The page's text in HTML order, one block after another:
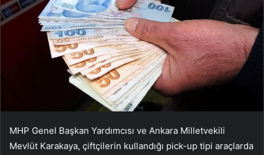
MHP Genel Başkan Yardımcısı ve Ankara Milletvekili
Mevlüt Karakaya, çiftçilerin kullandığı pick-up tipi araçlarda